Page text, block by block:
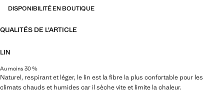
DISPONIBILITÉ EN BOUTIQUE
QUALITÉS DE L'ARTICLE
LIN
Au moins 30 %
Naturel, respirant et léger, le lin est la fibre la plus confortable pour les
climats chauds et humides car il sèche vite et limite la chaleur.